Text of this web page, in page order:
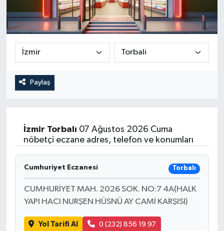
Paylaş
İzmir Torbalı 07 Ağustos 2026 Cuma
nöbetçi eczane adres, telefon ve konumları
Cumhuriyet Eczanesi Torbalı
CUMHURİYET MAH. 2026 SOK. NO:7 4A(HALK
YAPI HACI NURŞEN HÜSNÜ AY CAMİ KARŞISI)
Yol Tarifi Al 0 (232) 856 19 97